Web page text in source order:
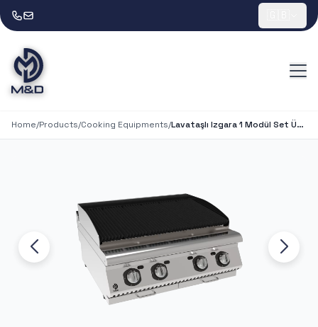
Home/Products/Cooking Equipments/ Lavataşlı Izgara 1 Modül Set Üstü